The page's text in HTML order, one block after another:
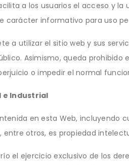
a los usuarios el acceso y
carácter informativo para uso
a utilizar el sitio web y sus
Asimismo, queda
o impedir el normal
e Industrial
en esta Web, incluyendo
entre otros, es propiedad
el ejercicio exclusivo de los